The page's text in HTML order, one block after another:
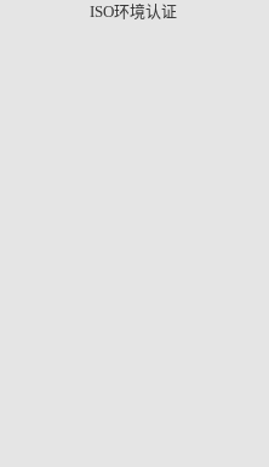
ISO环境认证